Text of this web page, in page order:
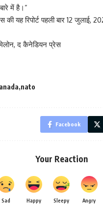
में है।”
यह रिपोर्ट पहली बार 12 जुलाई,
द कैनेडियन प्रेस
nato
Facebook
Your Reaction
Sad Happy Sleepy Angry